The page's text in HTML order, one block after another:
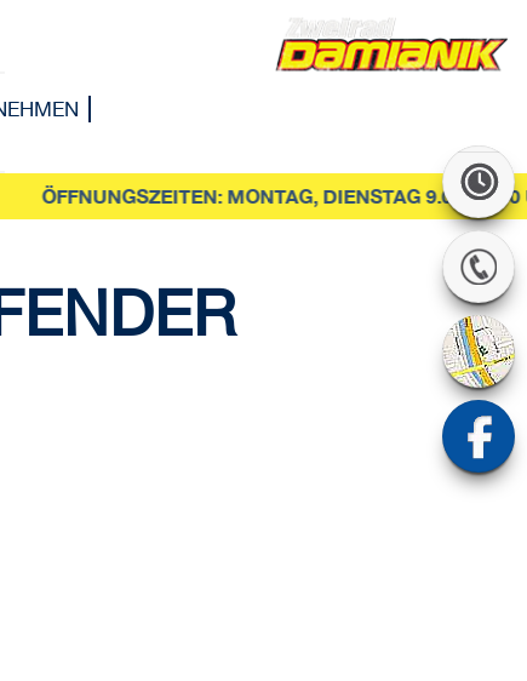
ÖFFNUNGSZEITEN: MONTAG, DIENSTAG 9.00-12.00